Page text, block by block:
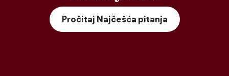
Pročitaj Najčešća pitanja